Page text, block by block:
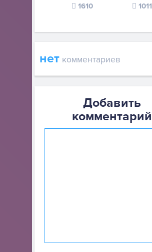
1610 1011
нет комментариев
Добавить
комментарий